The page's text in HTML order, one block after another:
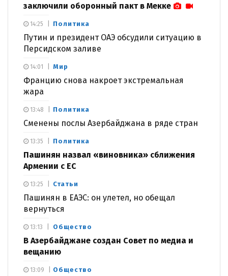
заключили оборонный пакт в Мекке
Политика
Путин и президент ОАЭ обсудили ситуацию в
Персидском заливе
14:25
Мир
Францию снова накроет экстремальная
жара
14:01
Политика
Сменены послы Азербайджана в ряде стран
13:48
Политика
Пашинян назвал «виновника» сближения
Армении с ЕС
13:35
Статьи
Пашинян в ЕАЭС: он улетел, но обещал
вернуться
13:25
Общество
В Азербайджане создан Совет по медиа и
вещанию
13:13
Общество
13:09